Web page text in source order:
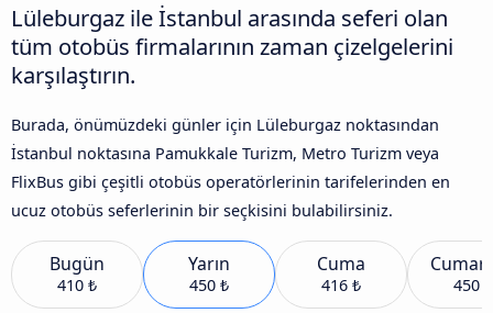
Lüleburgaz ile İstanbul arasında seferi olan
tüm otobüs firmalarının zaman çizelgelerini
karşılaştırın.
Burada, önümüzdeki günler için Lüleburgaz noktasından
İstanbul noktasına Pamukkale Turizm, Metro Turizm veya
FlixBus gibi çeşitli otobüs operatörlerinin tarifelerinden en
ucuz otobüs seferlerinin bir seçkisini bulabilirsiniz.
Bugün
410 ₺
Yarın
450 ₺
Cuma
416 ₺ 450 ₺